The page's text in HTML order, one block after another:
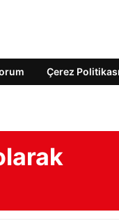
Çerez Politikası